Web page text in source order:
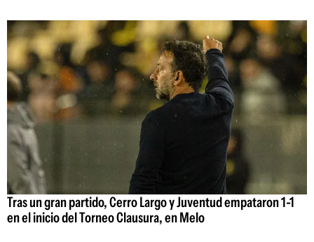
Tras un gran partido, Cerro Largo y Juventud empataron 1-1
en el inicio del Torneo Clausura, en Melo